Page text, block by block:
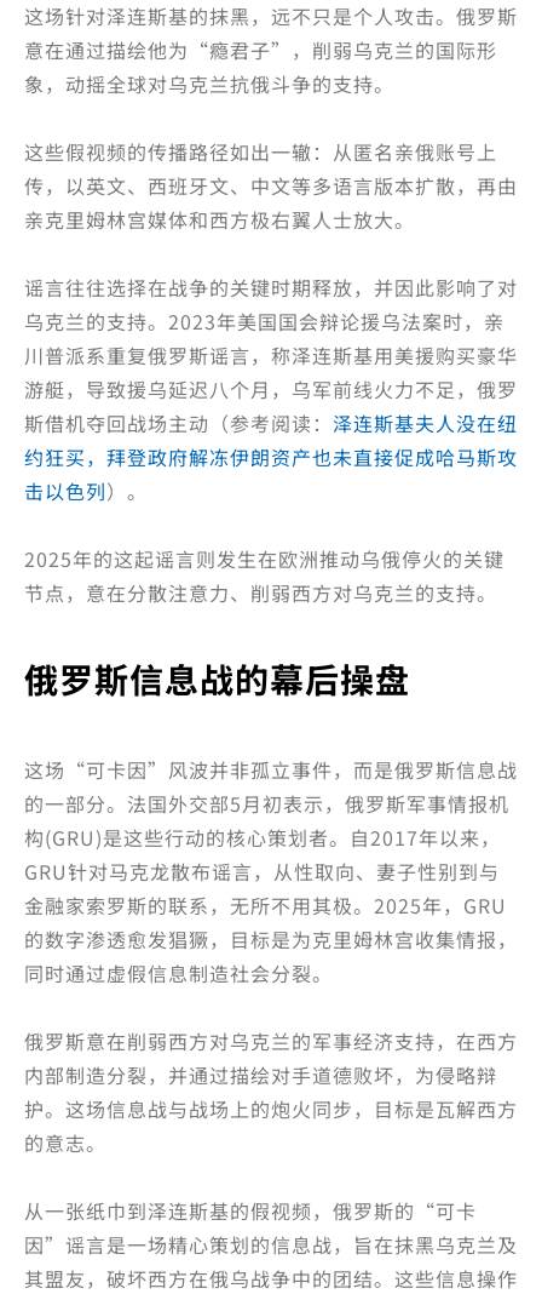
这场针对泽连斯基的抹黑，远不只是个人攻击。俄罗斯
意在通过描绘他为“瘾君子”，削弱乌克兰的国际形
象，动摇全球对乌克兰抗俄斗争的支持。
这些假视频的传播路径如出一辙：从匿名亲俄账号上
传，以英文、西班牙文、中文等多语言版本扩散，再由
亲克里姆林宫媒体和西方极右翼人士放大。
谣言往往选择在战争的关键时期释放，并因此影响了对
乌克兰的支持。2023年美国国会辩论援乌法案时，亲
川普派系重复俄罗斯谣言，称泽连斯基用美援购买豪华
游艇，导致援乌延迟八个月，乌军前线火力不足，俄罗
斯借机夺回战场主动（参考阅读： 泽连斯基夫人没在纽
约狂买，拜登政府解冻伊朗资产也未直接促成哈马斯攻
击以色列）。
2025年的这起谣言则发生在欧洲推动乌俄停火的关键
节点，意在分散注意力、削弱西方对乌克兰的支持。
俄罗斯信息战的幕后操盘
这场“可卡因”风波并非孤立事件，而是俄罗斯信息战
的一部分。法国外交部5月初表示，俄罗斯军事情报机
构(GRU)是这些行动的核心策划者。自2017年以来，
GRU针对马克龙散布谣言，从性取向、妻子性别到与
金融家索罗斯的联系，无所不用其极。2025年，GRU
的数字渗透愈发猖獗，目标是为克里姆林宫收集情报，
同时通过虚假信息制造社会分裂。
俄罗斯意在削弱西方对乌克兰的军事经济支持，在西方
内部制造分裂，并通过描绘对手道德败坏，为侵略辩
护。这场信息战与战场上的炮火同步，目标是瓦解西方
的意志。
从一张纸巾到泽连斯基的假视频，俄罗斯的“可卡
因”谣言是一场精心策划的信息战，旨在抹黑乌克兰及
其盟友，破坏西方在俄乌战争中的团结。这些信息操作